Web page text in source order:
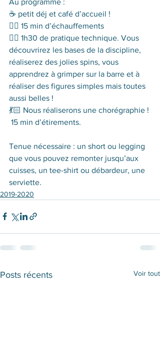
☕️ petit déj et café d’accueil !
👯‍♀️ 15 min d’échauffements
🤸‍♀️ 1h30 de pratique technique. Vous
découvrirez les bases de la discipline,
réaliserez des jolies spins, vous
apprendrez à grimper sur la barre et à
réaliser des figures simples mais toutes
aussi belles !
💃🏻 Nous réaliserons une chorégraphie !
15 min d’étirements.
Tenue nécessaire : un short ou legging
que vous pouvez remonter jusqu’aux
cuisses, un tee-shirt ou débardeur, une
serviette.
2019-2020
Posts récents Voir tout